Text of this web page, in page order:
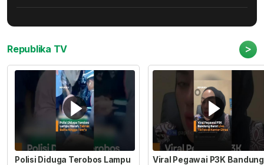
Republika TV >
Polisi Diduga Terobos Lampu
Viral Pegawai P3K Bandung